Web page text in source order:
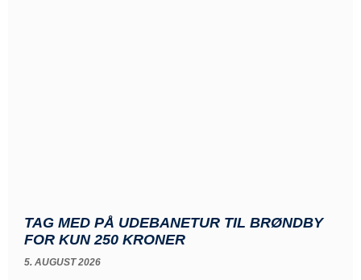
TAG MED PÅ UDEBANETUR TIL BRØNDBY
FOR KUN 250 KRONER
5. AUGUST 2026